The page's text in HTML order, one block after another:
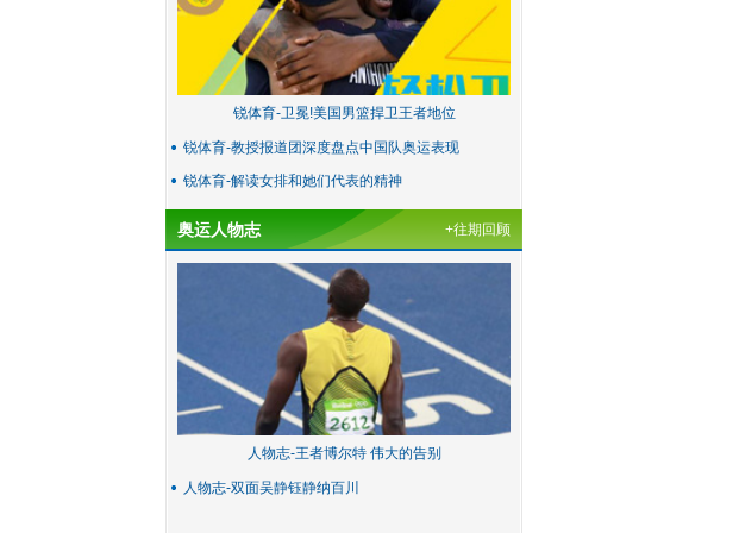
锐体育-卫冕!美国男篮捍卫王者地位
锐体育-教授报道团深度盘点中国队奥运表现
锐体育-解读女排和她们代表的精神
奥运人物志 +往期回顾
人物志-王者博尔特 伟大的告别
人物志-双面吴静钰静纳百川